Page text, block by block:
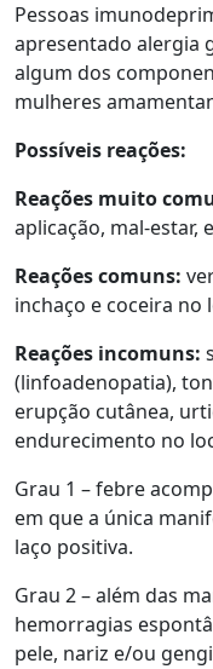
Pessoas
apresentado alergia
algum dos
mulheres
Possíveis reações:
Reações muito
aplicação, mal-estar,
Reações comuns:
inchaço e coceira no
Reações incomuns:
(linfoadenopatia),
erupção cutânea,
endurecimento no
Grau 1 – febre
em que a única
laço positiva.
Grau 2 – além das
hemorragias
pele, nariz e/ou